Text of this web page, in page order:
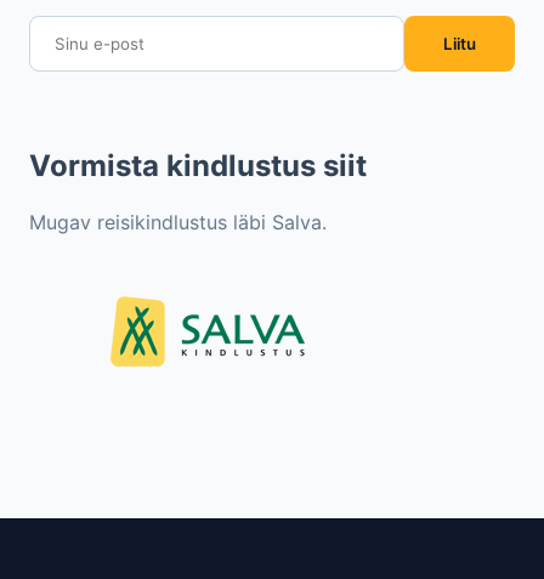
Liitu
Vormista kindlustus siit
Mugav reisikindlustus läbi Salva.